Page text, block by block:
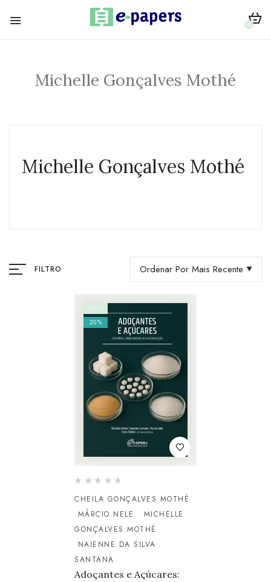
0
Michelle Gonçalves Mothé
Michelle Gonçalves Mothé
FILTRO Ordenar Por Mais Recente
HOT
20%
CHEILA GONÇALVES MOTHÉ
MÁRCIO NELE
MICHELLE
GONÇALVES MOTHÉ
NAIENNE DA SILVA
SANTANA
Adoçantes e Açúcares: